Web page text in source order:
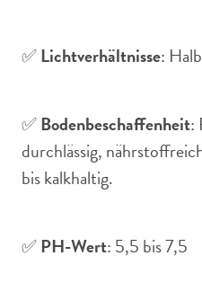
✅Lichtverhältnisse:
✅Bodenbeschaffenheit:
durchlässig,
bis kalkhaltig.
✅PH-Wert: 5,5 bis 7,5